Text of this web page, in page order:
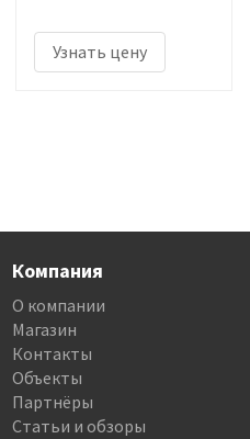
Узнать цену
Компания
О компании
Магазин
Контакты
Объекты
Партнёры
Статьи и обзоры